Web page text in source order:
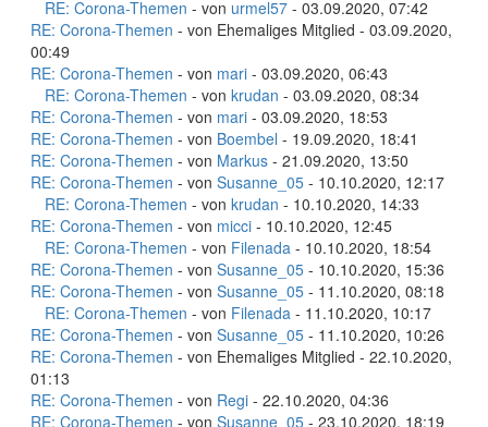
RE: Corona-Themen - von urmel57 - 03.09.2020, 07:42
RE: Corona-Themen - von Ehemaliges Mitglied - 03.09.2020,
00:49
RE: Corona-Themen - von mari - 03.09.2020, 06:43
RE: Corona-Themen - von krudan - 03.09.2020, 08:34
RE: Corona-Themen - von mari - 03.09.2020, 18:53
RE: Corona-Themen - von Boembel - 19.09.2020, 18:41
RE: Corona-Themen - von Markus - 21.09.2020, 13:50
RE: Corona-Themen - von Susanne_05 - 10.10.2020, 12:17
RE: Corona-Themen - von krudan - 10.10.2020, 14:33
RE: Corona-Themen - von micci - 10.10.2020, 12:45
RE: Corona-Themen - von Filenada - 10.10.2020, 18:54
RE: Corona-Themen - von Susanne_05 - 10.10.2020, 15:36
RE: Corona-Themen - von Susanne_05 - 11.10.2020, 08:18
RE: Corona-Themen - von Filenada - 11.10.2020, 10:17
RE: Corona-Themen - von Susanne_05 - 11.10.2020, 10:26
RE: Corona-Themen - von Ehemaliges Mitglied - 22.10.2020,
01:13
RE: Corona-Themen - von Regi - 22.10.2020, 04:36
RE: Corona-Themen - von Susanne_05 - 23.10.2020, 18:19